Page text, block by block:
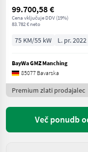
99.700,58 €
Cena vključuje DDV (19%)
83.782 € neto
75 KM/55 kW L. pr. 2022
BayWa GMZ Manching
85077 Bavarska
Premium zlati prodajalec
Več ponudb